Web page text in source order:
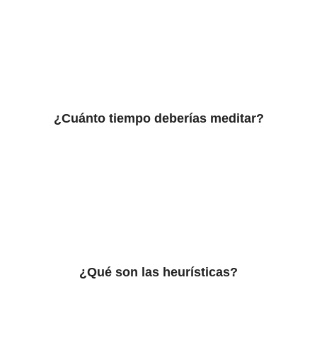
¿Cuánto tiempo deberías meditar?
¿Qué son las heurísticas?